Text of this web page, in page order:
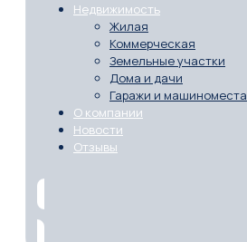
Недвижимость
Жилая
Коммерческая
Земельные участки
Дома и дачи
Гаражи и машиноместа
О компании
Новости
Отзывы